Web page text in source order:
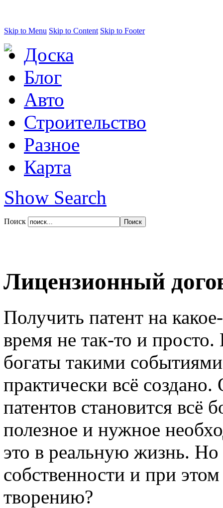
Skip to Menu Skip to Content Skip to Footer
Доска
Блог
Авто
Строительство
Разное
Карта
Show Search
Поиск
Лицензионный
Получить патент на
время не так-то и
богаты такими
практически всё
патентов становится всё
полезное и нужное
это в реальную жизнь. Но
собственности и при
творению?